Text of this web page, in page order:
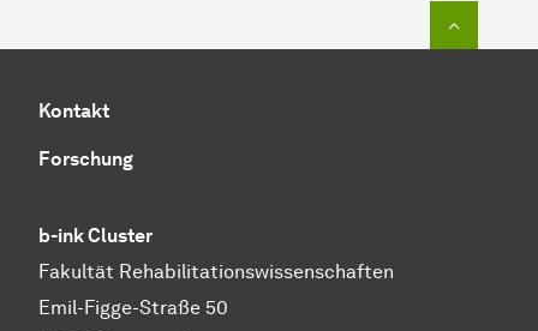
Kontakt
Forschung
b-ink Cluster
Fakultät Rehabilitationswissenschaften
Emil-Figge-Straße 50